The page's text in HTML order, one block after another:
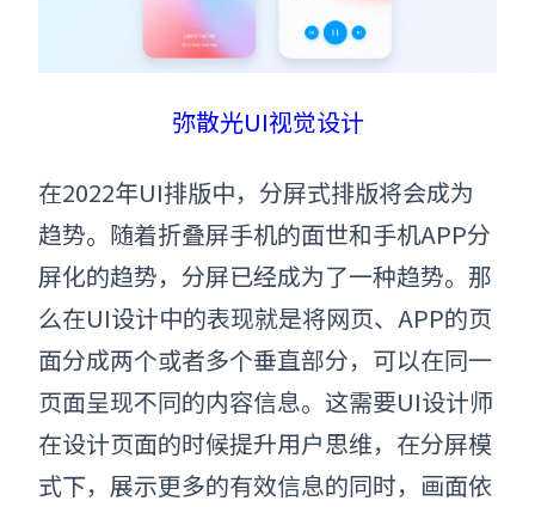
弥散光UI视觉设计
在2022年UI排版中， 分屏式排版将会成为
趋势。 随着折叠屏手机的面世和手机APP分
屏化的趋势，分屏已经成为了一种趋势。那
么在UI设计中的表现就是将网页、APP的页
面分成两个或者多个垂直部分，可以在同一
页面呈现不同的内容信息。这需要UI设计师
在设计页面的时候提升用户思维，在分屏模
式下，展示更多的有效信息的同时，画面依